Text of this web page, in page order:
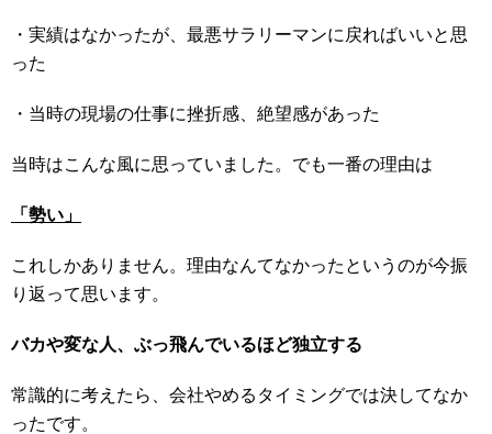
・実績はなかったが、最悪サラリーマンに戻ればいいと思
った
・当時の現場の仕事に挫折感、絶望感があった
当時はこんな風に思っていました。でも一番の理由は
「勢い」
これしかありません。理由なんてなかったというのが今振
り返って思います。
バカや変な人、ぶっ飛んでいるほど独立する
常識的に考えたら、会社やめるタイミングでは決してなか
ったです。